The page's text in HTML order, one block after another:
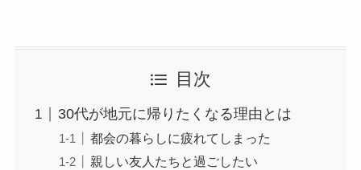
目次
30代が地元に帰りたくなる理由とは
都会の暮らしに疲れてしまった
親しい友人たちと過ごしたい